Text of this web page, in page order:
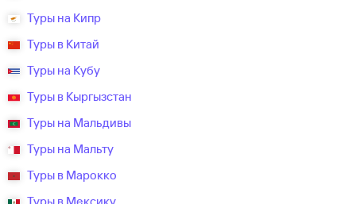
Туры на Кипр
Туры в Китай
Туры на Кубу
Туры в Кыргызстан
Туры на Мальдивы
Туры на Мальту
Туры в Марокко